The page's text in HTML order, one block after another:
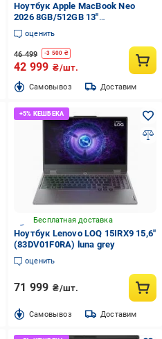
Ноутбук Apple MacBook Neo
2026 8GB/512GB 13"
(MHFC4UA/A) silver
оценить
46 499 -3 500 ₴
42 999 ₴/шт.
Cамовывоз Доставим
Бесплатная доставка
Ноутбук Lenovo LOQ 15IRX9 15,6"
(83DV01F0RA) luna grey
оценить
71 999 ₴/шт.
Cамовывоз Доставим